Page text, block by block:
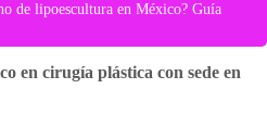
de lipoescultura en México? Guía
en cirugía plástica con sede en